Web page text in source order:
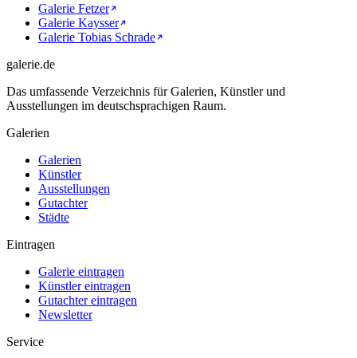
Galerie Fetzer
Galerie Kaysser
Galerie Tobias Schrade
galerie.de
Das umfassende Verzeichnis für Galerien, Künstler und
Ausstellungen im deutschsprachigen Raum.
Galerien
Galerien
Künstler
Ausstellungen
Gutachter
Städte
Eintragen
Galerie eintragen
Künstler eintragen
Gutachter eintragen
Newsletter
Service